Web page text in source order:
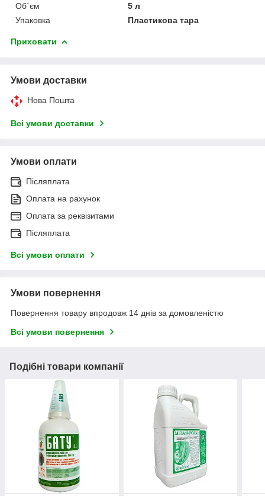
Об`єм
5 л
Упаковка
Пластикова тара
Приховати
Умови доставки
Нова Пошта
Всі умови доставки
Умови оплати
Післяплата
Оплата на рахунок
Оплата за реквізитами
Післяплата
Всі умови оплати
Умови повернення
Повернення товару впродовж 14 днів за домовленістю
Всі умови повернення
Подібні товари компанії